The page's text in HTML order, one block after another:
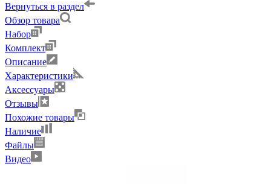
Вернуться в раздел
Обзор товара
Набор
Комплект
Описание
Характеристики
Аксессуары
Отзывы
Похожие товары
Наличие
Файлы
Видео